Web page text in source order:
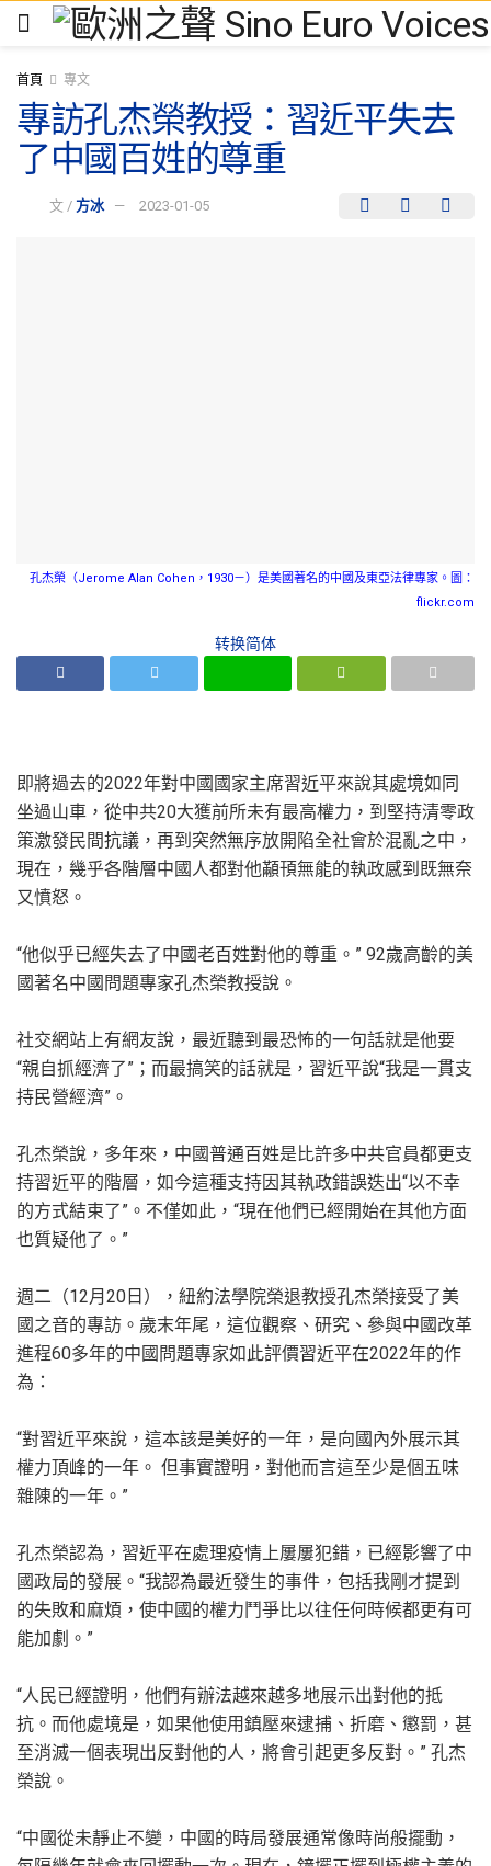
首頁 專文
專訪孔杰榮教授：習近平失去
了中國百姓的尊重
文 / 方冰 2023-01-05
孔杰榮（Jerome Alan Cohen，1930－）是美國著名的中國及東亞法律專家。圖：
flickr.com
转换简体
即將過去的2022年對中國國家主席習近平來說其處境如同
坐過山車，從中共20大獲前所未有最高權力，到堅持清零政
策激發民間抗議，再到突然無序放開陷全社會於混亂之中，
現在，幾乎各階層中國人都對他顢頇無能的執政感到既無奈
又憤怒。
“他似乎已經失去了中國老百姓對他的尊重。” 92歲高齡的美
國著名中國問題專家孔杰榮教授說。
社交網站上有網友說，最近聽到最恐怖的一句話就是他要
“親自抓經濟了”；而最搞笑的話就是，習近平說“我是一貫支
持民營經濟”。
孔杰榮說，多年來，中國普通百姓是比許多中共官員都更支
持習近平的階層，如今這種支持因其執政錯誤迭出“以不幸
的方式結束了”。不僅如此，“現在他們已經開始在其他方面
也質疑他了。”
週二（12月20日），紐約法學院榮退教授孔杰榮接受了美
國之音的專訪。歲末年尾，這位觀察、研究、參與中國改革
進程60多年的中國問題專家如此評價習近平在2022年的作
為：
“對習近平來說，這本該是美好的一年，是向國內外展示其
權力頂峰的一年。 但事實證明，對他而言這至少是個五味
雜陳的一年。”
孔杰榮認為，習近平在處理疫情上屢屢犯錯，已經影響了中
國政局的發展。“我認為最近發生的事件，包括我剛才提到
的失敗和麻煩，使中國的權力鬥爭比以往任何時候都更有可
能加劇。”
“人民已經證明，他們有辦法越來越多地展示出對他的抵
抗。而他處境是，如果他使用鎮壓來逮捕、折磨、懲罰，甚
至消滅一個表現出反對他的人，將會引起更多反對。” 孔杰
榮說。
“中國從未靜止不變，中國的時局發展通常像時尚般擺動，